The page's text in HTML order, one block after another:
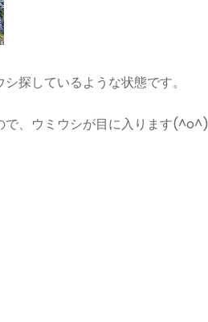
探しているような状態です。
で、ウミウシが目に入ります(^o^)